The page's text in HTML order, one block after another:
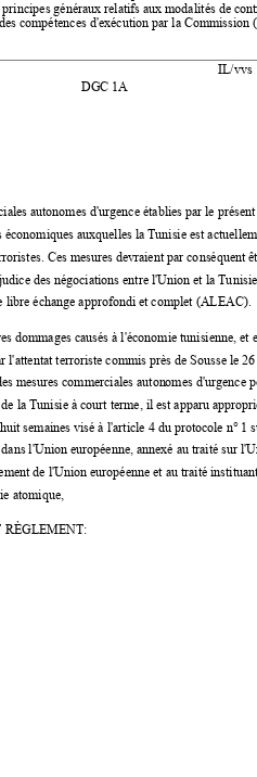
IL/vvs
DGC 1A
principes généraux relatifs aux modalités de cont
s compétences d'exécution par la Commission
es autonomes d'urgence établies par le
économiques auxquelles la Tunisie est
ristes. Ces mesures devraient par conséquent
des négociations entre l'Union et la
libre échange approfondi et complet (ALEAC).
dommages causés à l'économie tunisienne, et
l'attentat terroriste commis près de Sousse le
mesures commerciales autonomes d'urgence
la Tunisie à court terme, il est apparu
semaines visé à l'article 4 du protocole n° 1
l'Union européenne, annexé au traité sur
ent de l'Union européenne et au traité
atomique,
RÈGLEMENT: